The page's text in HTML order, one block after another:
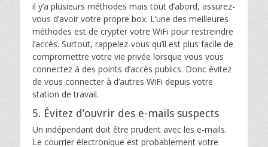
il y’a plusieurs méthodes mais tout d’abord, assurez-
vous d’avoir votre propre box. L’une des meilleures
méthodes est de crypter votre WiFi pour restreindre
l’accès. Surtout, rappelez-vous qu’il est plus facile de
compromettre votre vie privée lorsque vous vous
connectez à des points d’accès publics. Donc évitez
de vous connecter à d’autres WiFi depuis votre
station de travail.
5. Évitez d’ouvrir des e-mails suspects
Un indépendant doit être prudent avec les e-mails.
Le courrier électronique est probablement votre